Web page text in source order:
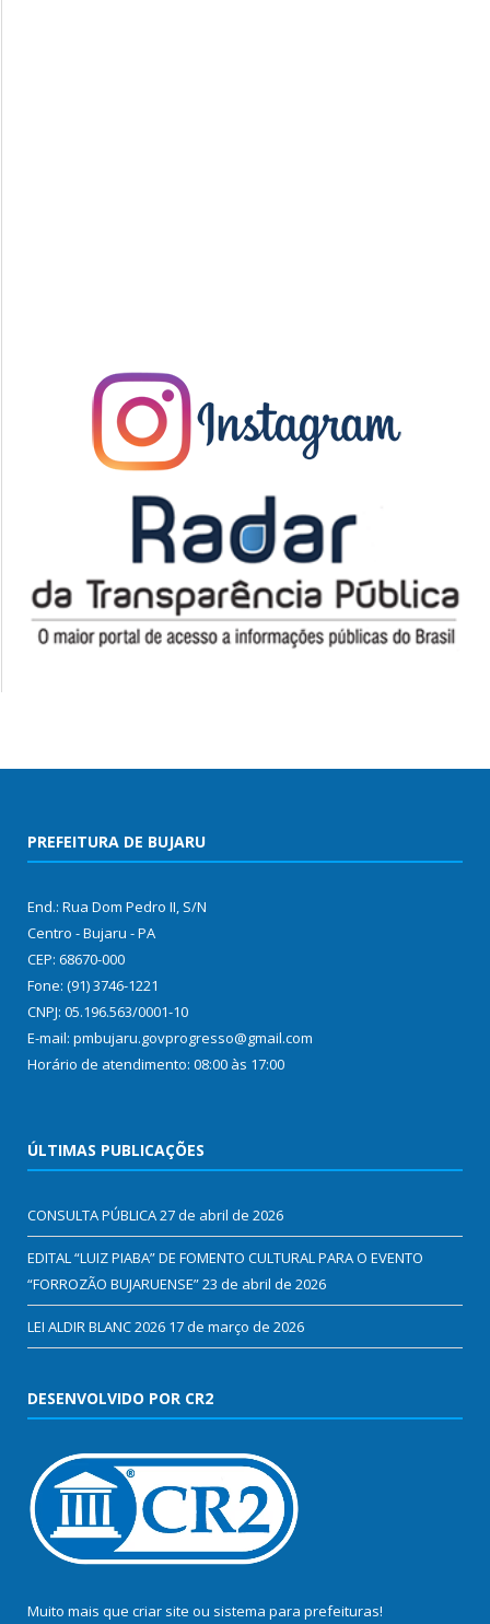
PREFEITURA DE BUJARU
End.: Rua Dom Pedro II, S/N
Centro - Bujaru - PA
CEP: 68670-000
Fone: (91) 3746-1221
CNPJ: 05.196.563/0001-10
E-mail: pmbujaru.govprogresso@gmail.com
Horário de atendimento: 08:00 às 17:00
ÚLTIMAS PUBLICAÇÕES
CONSULTA PÚBLICA27 de abril de 2026
EDITAL “LUIZ PIABA” DE FOMENTO CULTURAL PARA O EVENTO
“FORROZÃO BUJARUENSE”23 de abril de 2026
LEI ALDIR BLANC 2026 17 de março de 2026
DESENVOLVIDO POR CR2
Muito mais que criar site ou sistema para prefeituras!